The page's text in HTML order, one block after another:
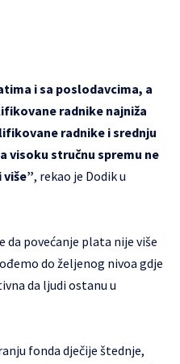
i sa poslodavcima, a
radnike najniža
radnike i srednju
visoku stručnu spremu ne
više”, rekao je Dodik u
da povećanje plata nije više
do željenog nivoa gdje
da ljudi ostanu u
fonda dječije štednje,